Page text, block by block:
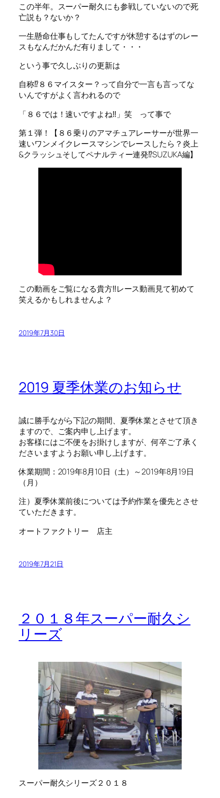
この半年。スーパー耐久にも参戦していないので死
亡説も？ないか？
一生懸命仕事もしてたんですが休憩するはずのレー
スもなんだかんだ有りまして・・・
という事で久しぶりの更新は
自称⁉８６マイスター？って自分で一言も言ってな
いんですがよく言われるので
「８６では！速いですよね‼」笑 って事で
第１弾！【８６乗りのアマチュアレーサーが世界一
速いワンメイクレースマシンでレースしたら？炎上
&クラッシュそしてペナルティー連発⁉SUZUKA編】
この動画をご覧になる貴方‼レース動画見て初めて
笑えるかもしれませんよ？
2019年7月30日
2019 夏季休業のお知らせ
誠に勝手ながら下記の期間、夏季休業とさせて頂き
ますので、ご案内申し上げます。
お客様にはご不便をお掛けしますが、何卒ご了承く
ださいますようお願い申し上げます。
休業期間：2019年8月10日（土）～2019年8月19日
（月）
注）夏季休業前後については予約作業を優先とさせ
ていただきます。
オートファクトリー 店主
2019年7月21日
２０１８年スーパー耐久シ
リーズ
スーパー耐久シリーズ２０１８